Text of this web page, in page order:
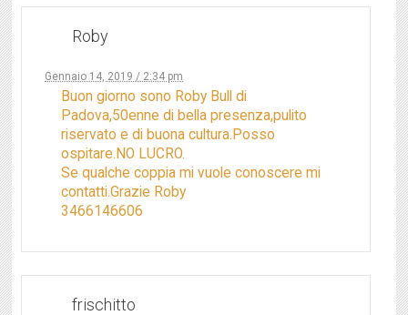
Roby
Gennaio 14, 2019 / 2:34 pm
Buon giorno sono Roby Bull di
Padova,50enne di bella presenza,pulito
riservato e di buona cultura.Posso
ospitare.NO LUCRO.
Se qualche coppia mi vuole conoscere mi
contatti.Grazie Roby
3466146606
frischitto